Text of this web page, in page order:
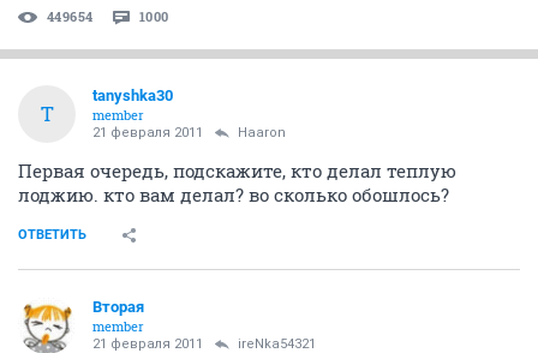
449654 1000
T
tanyshka30
member
21 февраля 2011 Haaron
Первая очередь, подскажите, кто делал теплую
лоджию. кто вам делал? во сколько обошлось?
ОТВЕТИТЬ
Вторая
member
21 февраля 2011 ireNka54321